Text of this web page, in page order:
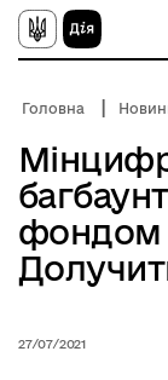
П
е
р
й
о
н
о
в
Головна
фондом
27/07/2021